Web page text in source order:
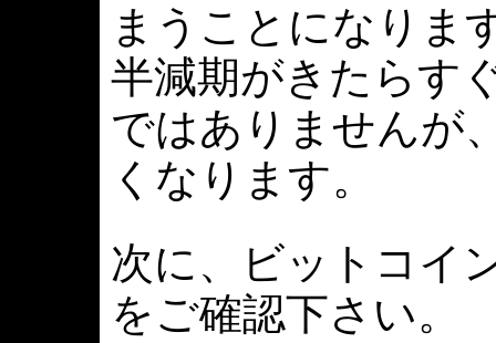
まうことになりま
半減期がきたらす
ではありませんが
くなります。
次に、ビットコイ
をご確認下さい。